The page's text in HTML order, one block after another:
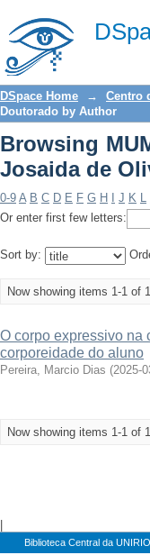
Browsing
DSpace Home → Centro
Doutorado by Author
Browsing
Josaida de
0-9 A B C D E F G H J K L
Or enter first few letters:
Sort by:
Now showing items 1-1 of 1
O corpo expressivo na
corporeidade do aluno
Pereira, Marcio Dias (2025-
Now showing items 1-1 of 1
Biblioteca Central da